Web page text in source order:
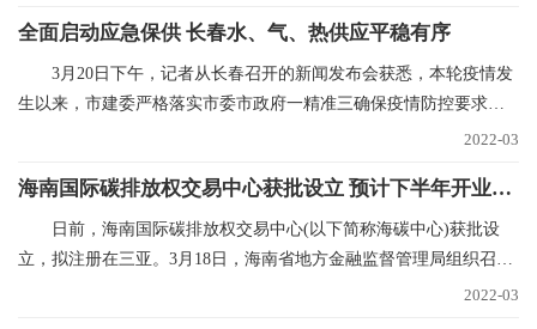
全面启动应急保供 长春水、气、热供应平稳有序
3月20日下午，记者从长春召开的新闻发布会获悉，本轮疫情发
生以来，市建委严格落实市委市政府一精准三确保疫情防控要求，
2022-03
海南国际碳排放权交易中心获批设立 预计下半年开业运营
日前，海南国际碳排放权交易中心(以下简称海碳中心)获批设
立，拟注册在三亚。3月18日，海南省地方金融监督管理局组织召开
2022-03